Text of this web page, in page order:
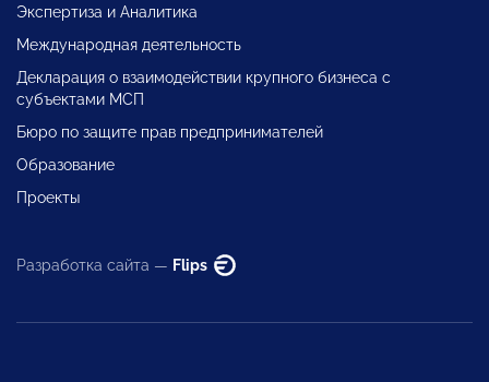
Экспертиза и Аналитика
Международная деятельность
Декларация о взаимодействии крупного бизнеса с
субъектами МСП
Бюро по защите прав предпринимателей
Образование
Проекты
Разработка сайта — Flips